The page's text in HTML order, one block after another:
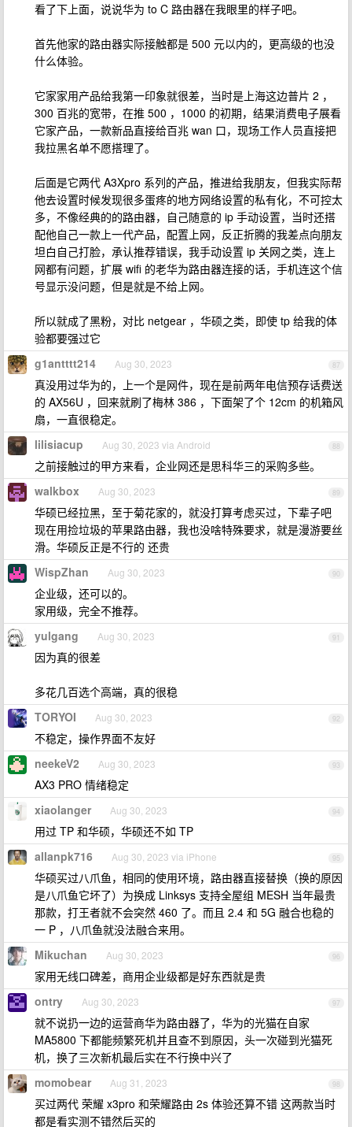
看了下上面，说说华为 to C 路由器在我眼里的样子吧。
首先他家的路由器实际接触都是 500 元以内的，更高级的也没
什么体验。
它家家用产品给我第一印象就很差，当时是上海这边普片 2 ，
300 百兆的宽带，在推 500 ，1000 的初期，结果消费电子展看
它家产品，一款新品直接给百兆 wan 口，现场工作人员直接把
我拉黑名单不愿搭理了。
后面是它两代 A3Xpro 系列的产品，推进给我朋友，但我实际帮
他去设置时候发现很多蛋疼的地方网络设置的私有化，不可控太
多，不像经典的的路由器，自己随意的 ip 手动设置，当时还搭
配他自己一款上一代产品，配置上网，反正折腾的我差点向朋友
坦白自己打脸，承认推荐错误，我手动设置 ip 关网之类，连上
网都有问题，扩展 wifi 的老华为路由器连接的话，手机连这个信
号显示没问题，但是就是不给上网。
所以就成了黑粉，对比 netgear ，华硕之类，即使 tp 给我的体
验都要强过它
87
g1antttt214 Aug 30, 2023
真没用过华为的，上一个是网件，现在是前两年电信预存话费送
的 AX56U ，回来就刷了梅林 386 ，下面架了个 12cm 的机箱风
扇，一直很稳定。
88
lilisiacup Aug 30, 2023 via Android
之前接触过的甲方来看，企业网还是思科华三的采购多些。
89
walkbox Aug 30, 2023
华硕已经拉黑，至于菊花家的，就没打算考虑买过，下辈子吧
现在用捡垃圾的苹果路由器，我也没啥特殊要求，就是漫游要丝
滑。华硕反正是不行的 还贵
90
WispZhan Aug 30, 2023
企业级，还可以的。
家用级，完全不推荐。
91
yulgang Aug 30, 2023
因为真的很差
多花几百选个高端，真的很稳
92
TORYOI Aug 30, 2023
不稳定，操作界面不友好
93
neekeV2 Aug 30, 2023
AX3 PRO 情绪稳定
94
xiaolanger Aug 30, 2023
用过 TP 和华硕，华硕还不如 TP
95
allanpk716 Aug 30, 2023 via iPhone
华硕买过八爪鱼，相同的使用环境，路由器直接替换（换的原因
是八爪鱼它坏了）为换成 Linksys 支持全屋组 MESH 当年最贵
那款，打王者就不会突然 460 了。而且 2.4 和 5G 融合也稳的
一 P ，八爪鱼就没法融合来用。
96
Mikuchan Aug 30, 2023
家用无线口碑差，商用企业级都是好东西就是贵
97
ontry Aug 30, 2023
就不说扔一边的运营商华为路由器了，华为的光猫在自家
MA5800 下都能频繁死机并且查不到原因，头一次碰到光猫死
机，换了三次新机最后实在不行换中兴了
98
momobear Aug 31, 2023
买过两代 荣耀 x3pro 和荣耀路由 2s 体验还算不错 这两款当时
都是看实测不错然后买的